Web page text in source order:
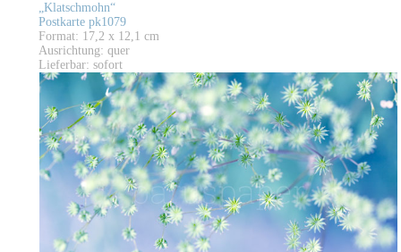
„Klatschmohn“
Postkarte pk1079
Format: 17,2 x 12,1 cm
Ausrichtung: quer
Lieferbar: sofort